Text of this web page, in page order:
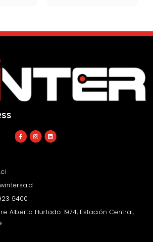
Facebook-
f
Instagram
Linkedin
6400
Alberto Hurtado 1974, Estación Central,